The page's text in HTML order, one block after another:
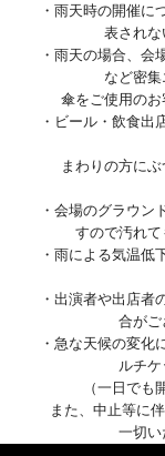
・雨天時の開催に
表されな
・雨天の場合、会
など密集
傘をご使用のお
・ビール・飲食出
まわりの方にぶ
・会場のグラウン
すので汚れて
・雨による気温低
・出演者や出店者
合がご
・急な天候の変化
ルチ
（一日でも
また、中止等に伴
一切い